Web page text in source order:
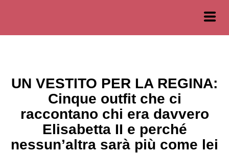
UN VESTITO PER LA REGINA:
Cinque outfit che ci
raccontano chi era davvero
Elisabetta II e perché
nessun’altra sarà più come lei